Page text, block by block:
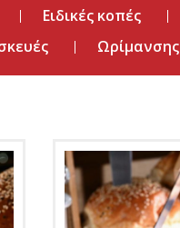
Ειδικές κοπές
Ωρίμανσης